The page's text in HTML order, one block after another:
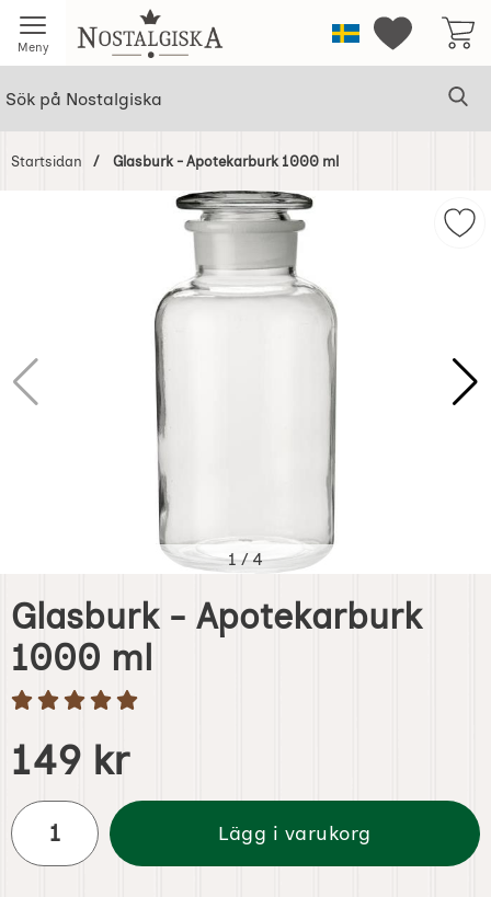
Meny Startsidan för NostalgiskaSverigeMina
Startsidan Glasburk - Apotekarburk 1000 ml
1/4
Glasburk - Apotekarburk
1000 ml
Handla denna produkt Glasburk - Apotekarburk 1000 ml
pris
149 kr
antal
Lägg i varukorg